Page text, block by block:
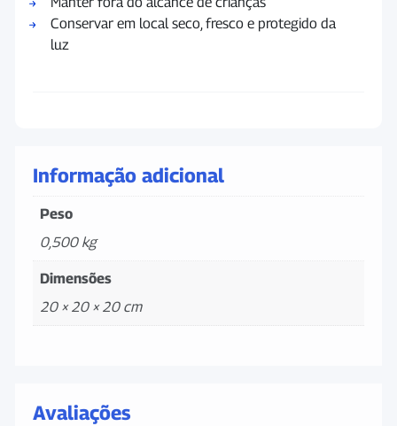
Conservar em local seco, fresco e protegido da
luz
Informação adicional
Peso
0,500 kg
Dimensões
20 × 20 × 20 cm
Avaliações